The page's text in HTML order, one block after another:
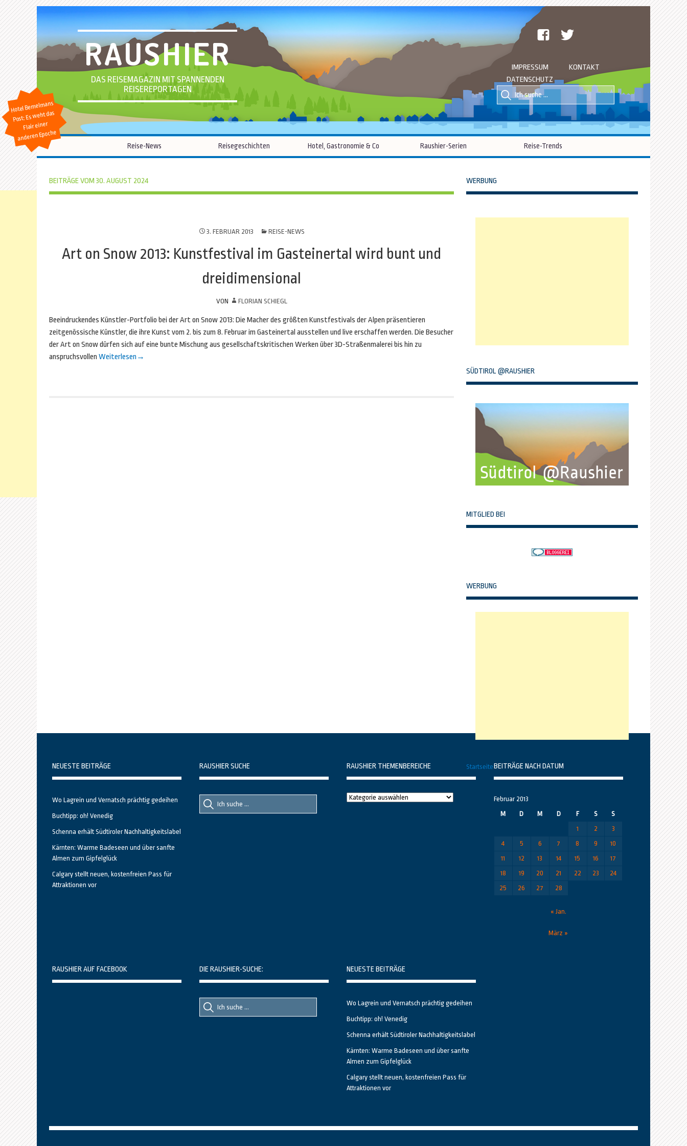
RAUSHIER
DAS REISEMAGAZIN MIT SPANNENDEN
REISEREPORTAGEN
facebook
IMPRESSUM
KONTAKT
DATENSCHUTZ
Suche
nach::
Suche
nach:
Hotel Bemelmans
Post: Es weht das
Flair einer
anderen Epoche
Reise-News Reisegeschichten Hotel, Gastronomie & Co Raushier-Serien Reise-Trends
BEITRÄGE VOM 30. AUGUST 2024
3. FEBRUAR 2013 REISE-NEWS
Art on Snow 2013: Kunstfestival im Gasteinertal wird bunt und
dreidimensional
VON FLORIAN SCHIEGL
Beeindruckendes Künstler-Portfolio bei der Art on Snow 2013: Die Macher des größten Kunstfestivals der Alpen präsentieren
zeitgenössische Künstler, die ihre Kunst vom 2. bis zum 8. Februar im Gasteinertal ausstellen und live erschaffen werden. Die Besucher
der Art on Snow dürfen sich auf eine bunte Mischung aus gesellschaftskritischen Werken über 3D-Straßenmalerei bis hin zu
anspruchsvollen Weiterlesen →
WERBUNG
SÜDTIROL @RAUSHIER
MITGLIED BEI
WERBUNG
Startseite
NEUESTE BEITRÄGE
Wo Lagrein und Vernatsch prächtig gedeihen
Buchtipp: oh! Venedig
Schenna erhält Südtiroler Nachhaltigkeitslabel
Kärnten: Warme Badeseen und über sanfte
Almen zum Gipfelglück
Calgary stellt neuen, kostenfreien Pass für
Attraktionen vor
RAUSHIER SUCHE
Suche
nach::
Suche
nach:
RAUSHIER THEMENBEREICHE
Raushier
BEITRÄGE NACH DATUM
Februar 2013
M
D M D F S
S
1
2
3
4
5 6 7 8 9
10
11
12 13 14 15 16
17
18
19 20 21 22 23
24
25
26 27 28
« Jan.
März »
RAUSHIER AUF FACEBOOK DIE RAUSHIER-SUCHE:
Suche
nach::
Suche
nach:
NEUESTE BEITRÄGE
Wo Lagrein und Vernatsch prächtig gedeihen
Buchtipp: oh! Venedig
Schenna erhält Südtiroler Nachhaltigkeitslabel
Kärnten: Warme Badeseen und über sanfte
Almen zum Gipfelglück
Calgary stellt neuen, kostenfreien Pass für
Attraktionen vor